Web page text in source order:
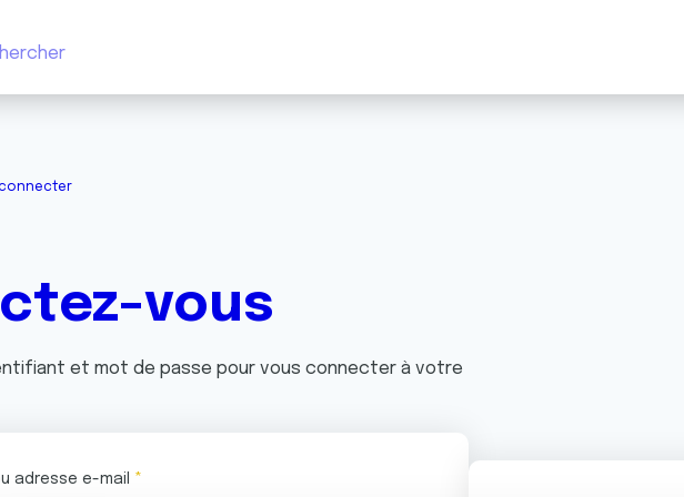
vous
et mot de passe pour vous connecter à votre
adresse e-mail